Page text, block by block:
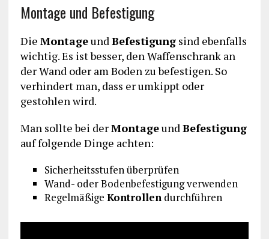
Montage und Befestigung
Die MontageundBefestigungsind ebenfalls
wichtig. Es ist besser, den Waffenschrank an
der Wand oder am Boden zu befestigen. So
verhindert man, dass er umkippt oder
gestohlen wird.
Man sollte bei derMontageundBefestigung
auf folgende Dinge achten:
Sicherheitsstufen überprüfen
Wand- oder Bodenbefestigung verwenden
Regelmäßige Kontrollendurchführen